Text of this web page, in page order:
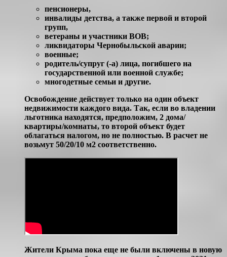
пенсионеры,
инвалиды детства, а также первой и второй
групп,
ветераны и участники ВОВ;
ликвидаторы Чернобыльской аварии;
военные;
родитель/супруг (-а) лица, погибшего на
государственной или военной службе;
многодетные семьи и другие.
Освобождение действует только на один объект
недвижимости каждого вида. Так, если во владении
льготника находятся, предположим, 2 дома/
квартиры/комнаты, то второй объект будет
облагаться налогом, но не полностью. В расчет не
возьмут 50/20/10 м2 соответственно.
Жители Крыма пока еще не были включены в новую